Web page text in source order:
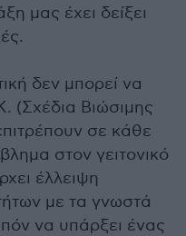
μας έχει δείξει
δεν μπορεί να
(Σχέδια Βιώσιμης
σε κάθε
στον γειτονικό
έλλειψη
με τα γνωστά
να υπάρξει ένας